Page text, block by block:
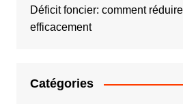
Déficit foncier: comment
efficacement
Catégories